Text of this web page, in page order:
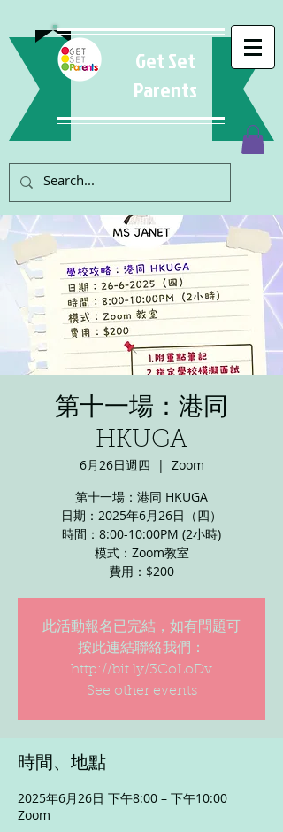
Get Set
Parents
第十一場：港同
HKUGA
6月26日週四
  |
Zoom
第十一場：港同 HKUGA
日期：2025年6月26日（四）
時間：8:00-10:00PM (2小時)
模式：Zoom教室
此活動報名已完結，如有問題可
按此連結聯絡我們：
http://bit.ly/3CoLoDv
See other events
時間、地點
2025年6月26日 下午8:00 – 下午10:00
Zoom